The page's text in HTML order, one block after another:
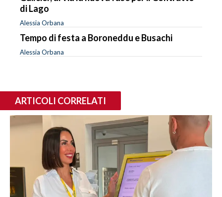
di Lago
Alessia Orbana
Tempo di festa a Boroneddu e Busachi
Alessia Orbana
ARTICOLI CORRELATI